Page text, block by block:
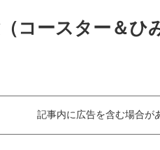
コースター＆ひ
記事内に広告を含む場合が